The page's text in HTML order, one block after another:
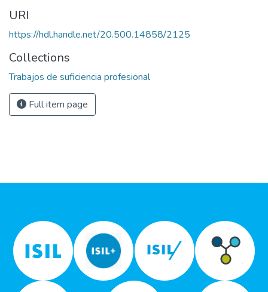
URI
https://hdl.handle.net/20.500.14858/2125
Collections
Trabajos de suficiencia profesional
Full item page